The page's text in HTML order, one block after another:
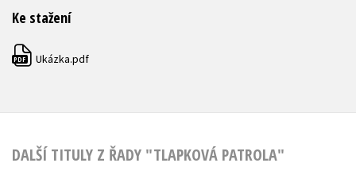
Ke stažení
PDF Ukázka.pdf
DALŠÍ TITULY Z ŘADY "TLAPKOVÁ PATROLA"